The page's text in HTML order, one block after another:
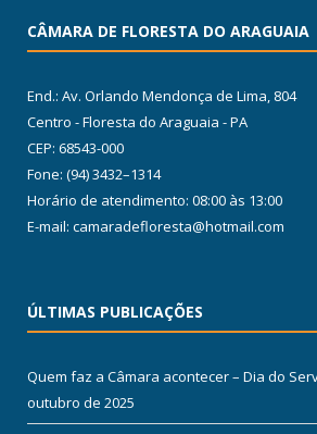
CÂMARA DE FLORESTA DO ARAGUAIA
End.: Av. Orlando Mendonça de Lima, 804
Centro - Floresta do Araguaia - PA
CEP: 68543-000
Fone: (94) 3432–1314
Horário de atendimento: 08:00 às 13:00
E-mail: camaradefloresta@hotmail.com
ÚLTIMAS PUBLICAÇÕES
Quem faz a Câmara acontecer – Dia do
outubro de 2025